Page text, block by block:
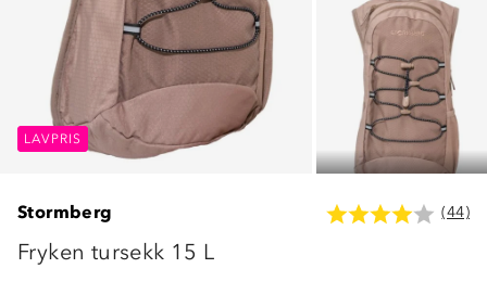
LAVPRIS LAVPRIS
LAVPRIS
Stormberg (44)
Fryken tursekk 15 L